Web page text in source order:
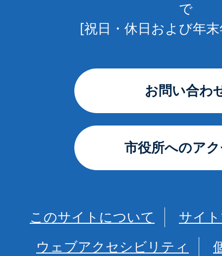
で
[祝日・休日および年
お問い合わ
市役所へのア
このサイトについて
サイ
ウェブアクセシビリティ